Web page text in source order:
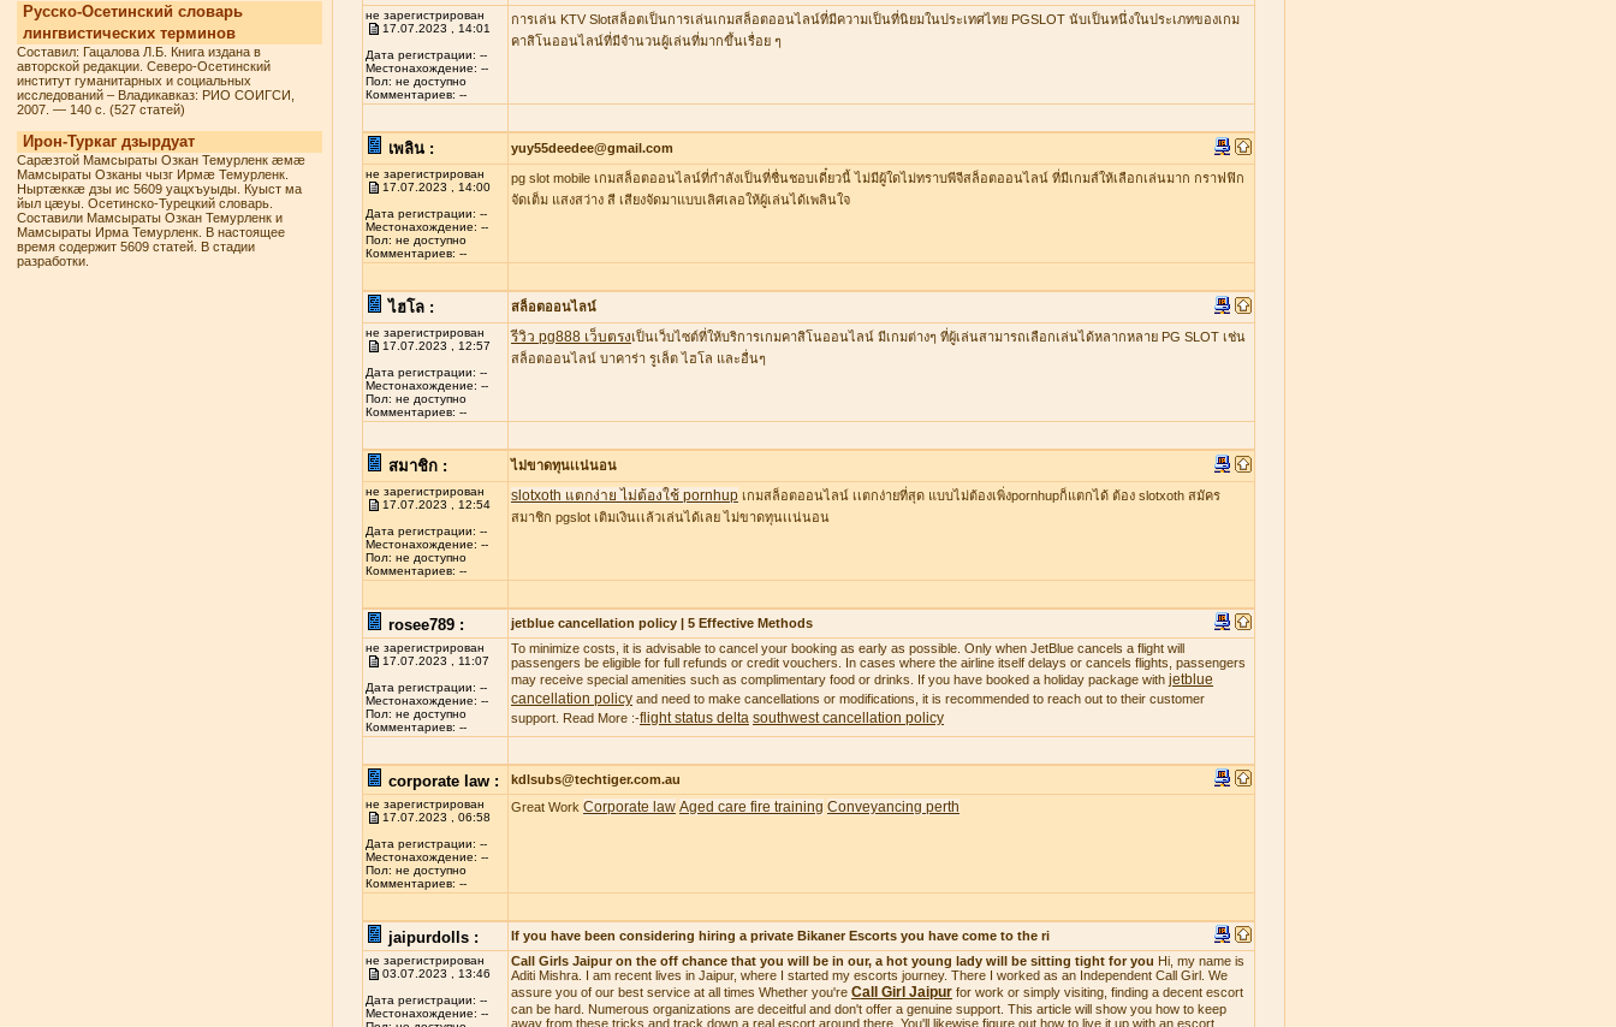
Русско-Осетинский словарь
лингвистических терминов
Составил: Гацалова Л.Б. Книга издана в
авторской редакции. Северо-Осетинский
институт гуманитарных и социальных
исследований – Владикавказ: РИО СОИГСИ,
2007. — 140 с. (527 статей)
Ирон-Туркаг дзырдуат
Сарæзтой Мамсыраты Озкан Темурленк æмæ
Мамсыраты Озканы чызг Ирмæ Темурленк.
Ныртæккæ дзы ис 5609 уацхъуыды. Куыст ма
йыл цæуы. Осетинско-Турецкий словарь.
Составили Мамсыраты Озкан Темурленк и
Мамсыраты Ирма Темурленк. В настоящее
время содержит 5609 статей. В стадии
разработки.
не зарегистрирован
17.07.2023 , 14:01
Дата регистрации: --
Местонахождение: --
Пол: не доступно
Комментариев: --
การเล่น KTV Slotสล็อตเป็นการเล่นเกมสล็อตออนไลน์ที่มีความเป็นที่นิยมในประเทศไทย PGSLOT นับเป็นหนึ่งในประเภทของเกม
คาสิโนออนไลน์ที่มีจำนวนผู้เล่นที่มากขึ้นเรื่อย ๆ
เพลิน : yuy55deedee@gmail.com
не зарегистрирован
17.07.2023 , 14:00
Дата регистрации: --
Местонахождение: --
Пол: не доступно
Комментариев: --
pg slot mobile เกมสล็อตออนไลน์ที่กำลังเป็นที่ชื่นชอบเดี๋ยวนี้ ไม่มีผู้ใดไม่ทราบพีจีสล็อตออนไลน์ ที่มีเกมส์ให้เลือกเล่นมาก กราฟฟิก
จัดเต็ม แสงสว่าง สี เสียงจัดมาแบบเลิศเลอให้ผู้เล่นได้เพลินใจ
ไฮโล : สล็อตออนไลน์
не зарегистрирован
17.07.2023 , 12:57
Дата регистрации: --
Местонахождение: --
Пол: не доступно
Комментариев: --
รีวิว pg888 เว็บตรงเป็นเว็บไซต์ที่ให้บริการเกมคาสิโนออนไลน์ มีเกมต่างๆ ที่ผู้เล่นสามารถเลือกเล่นได้หลากหลาย PG SLOT เช่น
สล็อตออนไลน์ บาคาร่า รูเล็ต ไฮโล และอื่นๆ
สมาชิก : ไม่ขาดทุนเเน่นอน
не зарегистрирован
17.07.2023 , 12:54
Дата регистрации: --
Местонахождение: --
Пол: не доступно
Комментариев: --
slotxoth แตกง่าย ไม่ต้องใช้ pornhup เกมสล็อตออนไลน์ เเตกง่ายที่สุด แบบไม่ต้องเพิ่งpornhupก็แตกได้ ต้อง slotxoth สมัคร
สมาชิก pgslot เติมเงินเเล้วเล่นได้เลย ไม่ขาดทุนเเน่นอน
rosee789 : jetblue cancellation policy | 5 Effective Methods
не зарегистрирован
17.07.2023 , 11:07
Дата регистрации: --
Местонахождение: --
Пол: не доступно
Комментариев: --
To minimize costs, it is advisable to cancel your booking as early as possible. Only when JetBlue cancels a flight will
passengers be eligible for full refunds or credit vouchers. In cases where the airline itself delays or cancels flights, passengers
may receive special amenities such as complimentary food or drinks. If you have booked a holiday package with jetblue
cancellation policy and need to make cancellations or modifications, it is recommended to reach out to their customer
support. Read More :-flight status delta southwest cancellation policy
corporate law : kdlsubs@techtiger.com.au
не зарегистрирован
17.07.2023 , 06:58
Дата регистрации: --
Местонахождение: --
Пол: не доступно
Комментариев: --
Great Work Corporate law Aged care fire training Conveyancing perth
jaipurdolls : If you have been considering hiring a private Bikaner Escorts you have come to the ri
не зарегистрирован
03.07.2023 , 13:46
Дата регистрации: --
Местонахождение: --
Call Girls Jaipur on the off chance that you will be in our, a hot young lady will be sitting tight for you Hi, my name is
Aditi Mishra. I am recent lives in Jaipur, where I started my escorts journey. There I worked as an Independent Call Girl. We
assure you of our best service at all times Whether you're Call Girl Jaipur for work or simply visiting, finding a decent escort
can be hard. Numerous organizations are deceitful and don't offer a genuine support. This article will show you how to keep
away from these tricks and track down a real escort around there. You'll likewise figure out how to live it up with an escort